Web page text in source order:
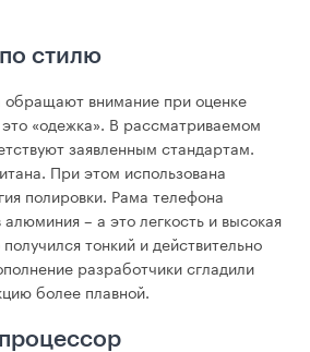
стилю
обращают внимание при оценке
«одежка». В рассматриваемом
заявленным стандартам.
При этом использована
полировки. Рама телефона
– а это легкость и высокая
тонкий и действительно
разработчики сгладили
более плавной.